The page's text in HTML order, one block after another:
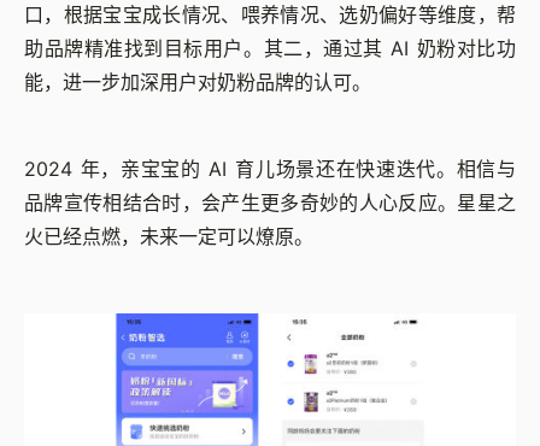
口，根据宝宝成长情况、喂养情况、选奶偏好等维度，帮
助品牌精准找到目标用户。其二，通过其 AI 奶粉对比功
能，进一步加深用户对奶粉品牌的认可。
2024 年，亲宝宝的 AI 育儿场景还在快速迭代。相信与
品牌宣传相结合时，会产生更多奇妙的人心反应。星星之
火已经点燃，未来一定可以燎原。